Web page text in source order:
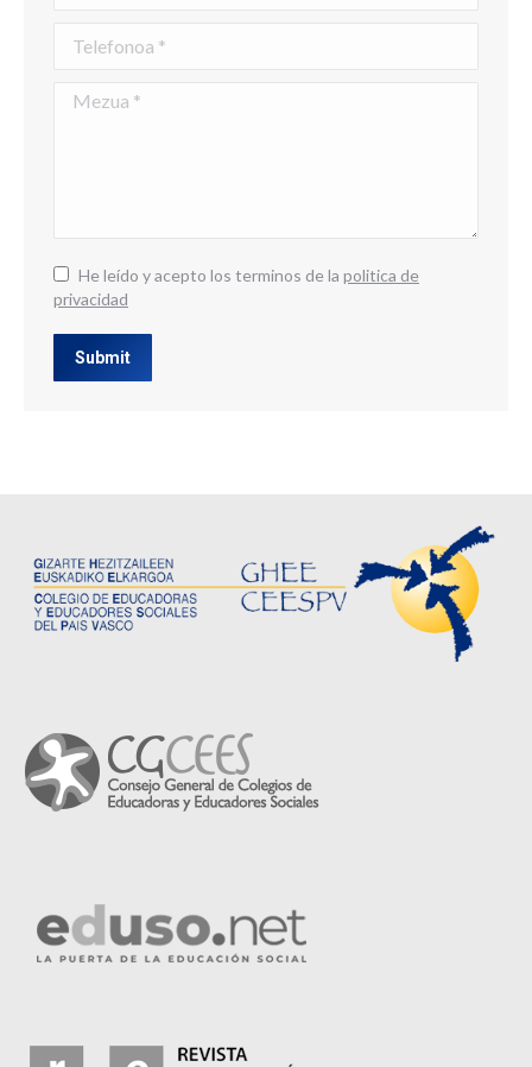
Mezua *
He leído y acepto los terminos de la politica de
privacidad
Submit